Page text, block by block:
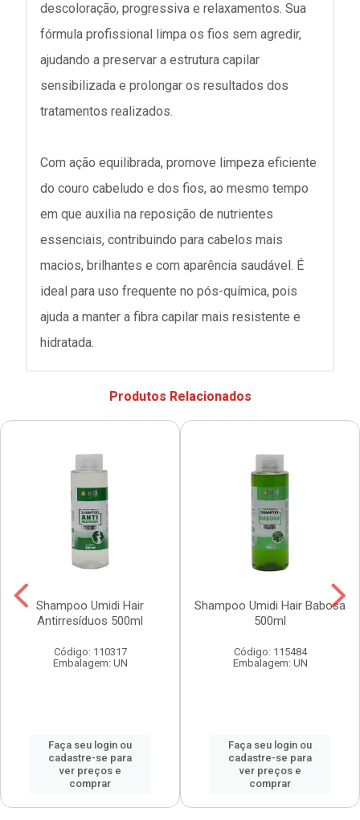
descoloração, progressiva e relaxamentos. Sua
fórmula profissional limpa os fios sem agredir,
ajudando a preservar a estrutura capilar
sensibilizada e prolongar os resultados dos
tratamentos realizados.
Com ação equilibrada, promove limpeza eficiente
do couro cabeludo e dos fios, ao mesmo tempo
em que auxilia na reposição de nutrientes
essenciais, contribuindo para cabelos mais
macios, brilhantes e com aparência saudável. É
ideal para uso frequente no pós-química, pois
ajuda a manter a fibra capilar mais resistente e
hidratada.
Produtos Relacionados
Shampoo Umidi Hair
Antirresíduos 500ml
Código: 110317
Embalagem: UN
Faça seu login ou
cadastre-se para
ver preços e
comprar
Shampoo Umidi Hair Babosa
500ml
Código: 115484
Embalagem: UN
Faça seu login ou
cadastre-se para
ver preços e
comprar